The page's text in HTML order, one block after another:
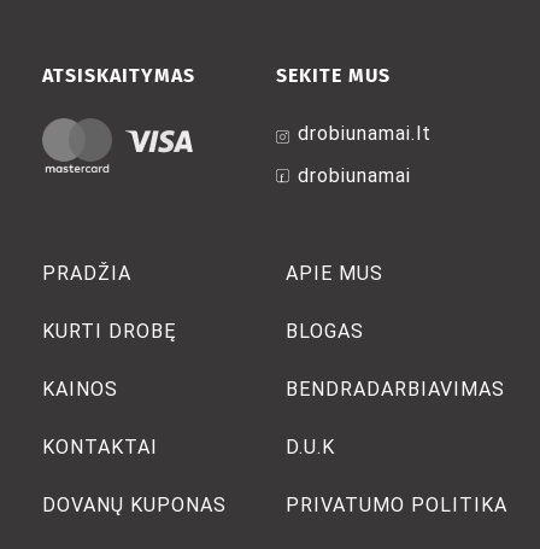
PRADŽIA
KURTI DROBĘ
KAINOS
KONTAKTAI
DOVANŲ KUPONAS
APIE MUS
BLOGAS
BENDRADARBIAVIMAS
D.U.K
PRIVATUMO POLITIKA
SEKITE MUS
drobiunamai.lt
drobiunamai
ATSISKAITYMAS